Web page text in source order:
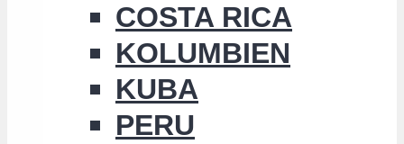
COSTA RICA
KOLUMBIEN
KUBA
PERU